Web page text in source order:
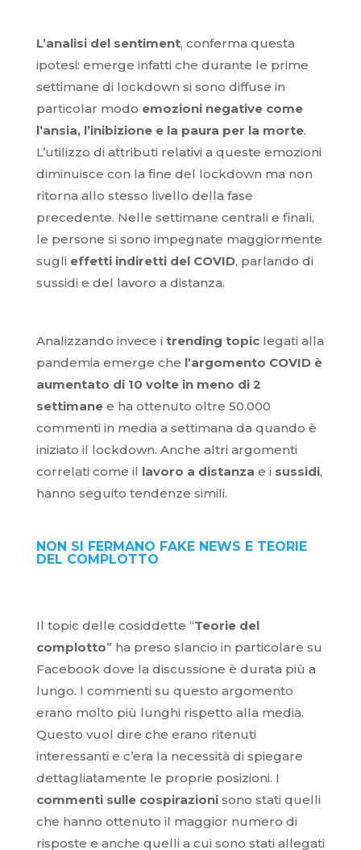
L’analisi del sentiment, conferma questa
ipotesi: emerge infatti che durante le prime
settimane di lockdown si sono diffuse in
particolar modo emozioni negative come
l’ansia, l’inibizione e la paura per la morte.
L’utilizzo di attributi relativi a queste emozioni
diminuisce con la fine del lockdown ma non
ritorna allo stesso livello della fase
precedente. Nelle settimane centrali e finali,
le persone si sono impegnate maggiormente
sugli effetti indiretti del COVID, parlando di
sussidi e del lavoro a distanza.
Analizzando invece i trending topiclegati alla
pandemia emerge che l’argomento COVID è
aumentato di 10 volte in meno di 2
settimanee ha ottenuto oltre 50.000
commenti in media a settimana da quando è
iniziato il lockdown. Anche altri argomenti
correlati come il lavoro a distanza e i sussidi,
hanno seguito tendenze simili.
NON SI FERMANO FAKE NEWS E TEORIE
DEL COMPLOTTO
Il topic delle cosiddette “Teorie del
complotto” ha preso slancio in particolare su
Facebook dove la discussione è durata più a
lungo. I commenti su questo argomento
erano molto più lunghi rispetto alla media.
Questo vuol dire che erano ritenuti
interessanti e c’era la necessità di spiegare
dettagliatamente le proprie posizioni. I
commenti sulle cospirazionisono stati quelli
che hanno ottenuto il maggior numero di
risposte e anche quelli a cui sono stati allegati